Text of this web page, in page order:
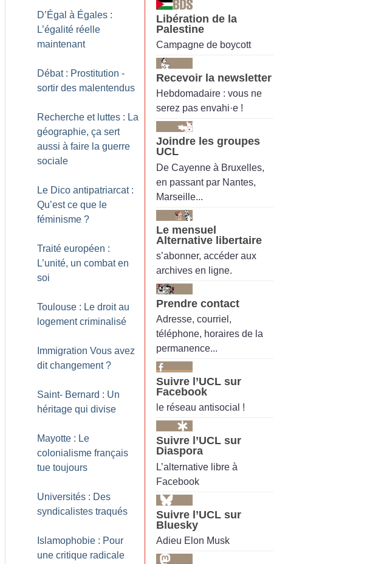
D’Égal à Égales :
L’égalité réelle
maintenant
Débat : Prostitution -
sortir des malentendus
Recherche et luttes : La
géographie, ça sert
aussi à faire la guerre
sociale
Le Dico antipatriarcat :
Qu’est ce que le
féminisme ?
Traité européen :
L’unité, un combat en
soi
Toulouse : Le droit au
logement criminalisé
Immigration Vous avez
dit changement ?
Saint- Bernard : Un
héritage qui divise
Mayotte : Le
colonialisme français
tue toujours
Universités : Des
syndicalistes traqués
Islamophobie : Pour
une critique radicale
Libération de la
Palestine
Campagne de boycott
Recevoir la newsletter
Hebdomadaire : vous ne
serez pas envahi·e !
Joindre les groupes
UCL
De Cayenne à Bruxelles,
en passant par Nantes,
Marseille...
Le mensuel
Alternative libertaire
s’abonner, accéder aux
archives en ligne.
Prendre contact
Adresse, courriel,
téléphone, horaires de la
permanence...
Suivre l’UCL sur
Facebook
le réseau antisocial !
Suivre l’UCL sur
Diaspora
L’alternative libre à
Facebook
Suivre l’UCL sur
Bluesky
Adieu Elon Musk